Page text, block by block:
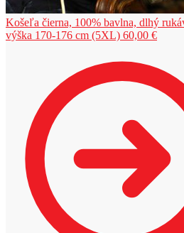
Košeľa čierna, 100% bavlna, dlhý
výška 170-176 cm (5XL) 60,00 €